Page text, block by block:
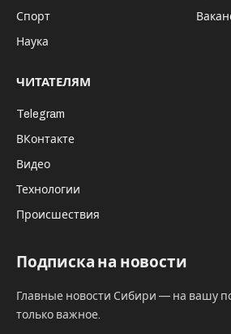
Спорт
Наука
ЧИТАТЕЛЯМ
Telegram
ВКонтакте
Видео
Технологии
Происшествия
Подписка на новости
Главные новости Сибири — на вашу
только важное.